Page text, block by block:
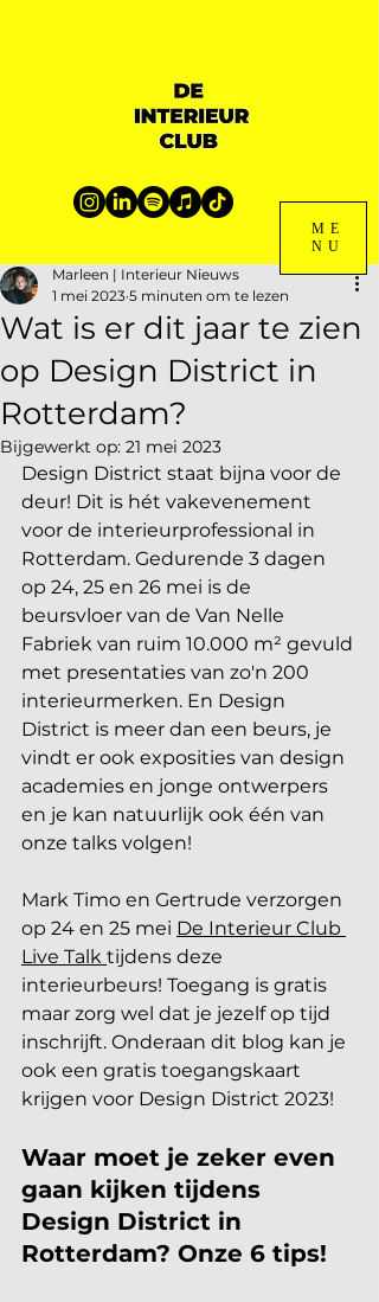
ME
NU
Wat is er dit jaar te zien
op Design District in
Rotterdam?
Marleen | Interieur Nieuws
1 mei 2023 5 minuten om te lezen
Bijgewerkt op: 21 mei 2023
Design District staat bijna voor de
deur! Dit is hét vakevenement
voor de interieurprofessional in
Rotterdam. Gedurende 3 dagen
op 24, 25 en 26 mei is de
beursvloer van de Van Nelle
Fabriek van ruim 10.000 m² gevuld
met presentaties van zo'n 200
interieurmerken. En Design
District is meer dan een beurs, je
vindt er ook exposities van design
academies en jonge ontwerpers
en je kan natuurlijk ook één van
onze talks volgen!
Mark Timo en Gertrude verzorgen
op 24 en 25 mei De Interieur Club
Live Talk tijdens deze
interieurbeurs! Toegang is gratis
maar zorg wel dat je jezelf op tijd
inschrijft. Onderaan dit blog kan je
ook een gratis toegangskaart
krijgen voor Design District 2023!
Waar moet je zeker even
gaan kijken tijdens
Design District in
Rotterdam? Onze 6 tips!